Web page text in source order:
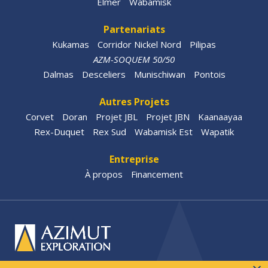
Partenariats
Kukamas Corridor Nickel Nord
Pilipas
AZM-SOQUEM 50/50
Dalmas
Desceliers Munischiwan Pontois
Autres Projets
Corvet Doran Projet JBL Projet JBN
Kaanaayaa
Rex-Duquet
Rex Sud Wabamisk Est Wapatik
Entreprise
À propos Financement